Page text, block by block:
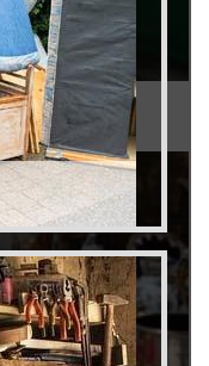
cave 79